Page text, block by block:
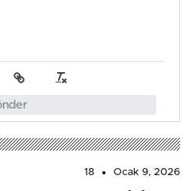
18 Ocak 9, 2026